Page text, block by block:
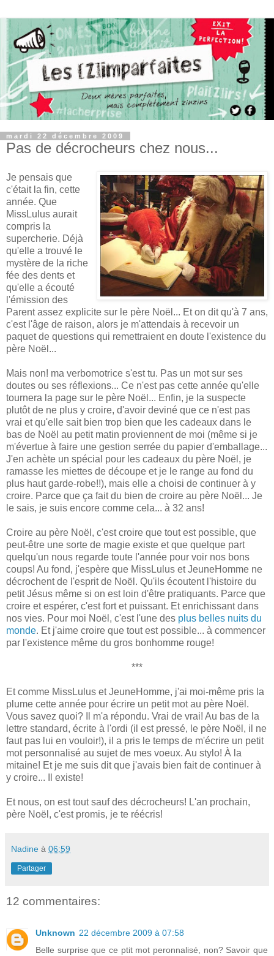
mardi 22 décembre 2009
Pas de décrocheurs chez nous...
Je pensais que
c'était la fin, cette
année. Que
MissLulus aurait
compris la
supercherie. Déjà
qu'elle a trouvé le
mystère de la riche
fée des dents et
qu'elle a écouté
l'émission des
Parent assez explicite sur le père Noël... Et on dit qu'à 7 ans,
c'est l'âge de raison, alors je m'attendais à recevoir un
paquet de questions qui remettraient en doute l'existence du
père Noël...
Mais non! ma verbomotrice s'est tu. Pas un mot sur ses
doutes ou ses réflexions... Ce n'est pas cette année qu'elle
tournera la page sur le père Noël... Enfin, je la suspecte
plutôt de ne plus y croire, d'avoir deviné que ce n'est pas
vrai et qu'elle sait bien trop bien que les cadeaux dans le
bas de Noël au petit matin proviennent de moi (même si je
m'évertue à faire une gestion serrée du papier d'emballage...
J'en achète un spécial pour les cadeaux du père Noël, je
ramasse les miettes de découpe et je le range au fond du
plus haut garde-robe!!), mais elle a choisi de continuer à y
croire. Parce que ça fait du bien de croire au père Noël... Je
le sais, je suis encore comme cela... à 32 ans!
Croire au père Noël, c'est croire que tout est possible, que
peut-être une sorte de magie existe et que quelque part
quelqu'un nous regarde toute l'année pour voir nos bons
coups! Au fond, j'espère que MissLulus et JeuneHomme ne
décrochent de l'esprit de Noël. Qu'ils écoutent l'histoire du
petit Jésus même si on est loin d'être pratiquants. Parce que
croire et espérer, c'est fort et puissant. Et enrichissant dans
nos vies. Pour moi Noël, c'est l'une des plus belles nuits du
monde. Et j'aime croire que tout est possible... à commencer
par l'existence même du gros bonhomme rouge!
***
Et comme MissLulus et JeuneHomme, j'ai moi-même pris la
plume cette année pour écrire un petit mot au père Noël.
Vous savez quoi? Il m'a répondu. Vrai de vrai! Au bas de la
lettre standard, écrite à l'ordi (il est pressé, le père Noël, il ne
faut pas lui en vouloir!), il a pris le temps de m'écrire un petit
mot personnalisé au sujet de mes voeux. Au stylo! À la
mitaine! Et je me suis dit que j'avais bien fait de continuer à
y croire... Il existe!
Et nous, on est tout sauf des décrocheurs! L'an prochain,
père Noël, c'est promis, je te réécris!
Nadine à 06:59
Partager
12 commentaires:
Unknown 22 décembre 2009 à 07:58
Belle surprise que ce ptit mot peronnalisé, non? Savoir que